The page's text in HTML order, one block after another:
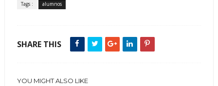
Tags : alumnos
SHARE THIS
YOU MIGHT ALSO LIKE